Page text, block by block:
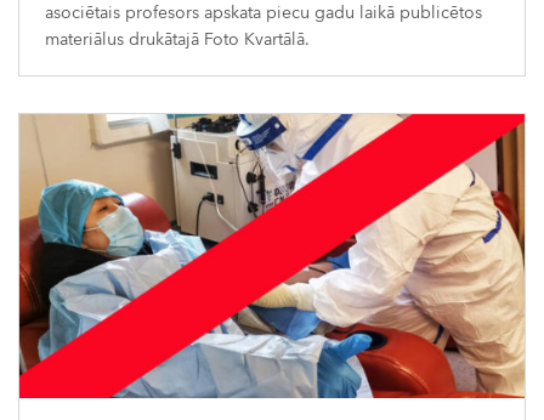
asociētais profesors apskata piecu gadu laikā publicētos
materiālus drukātajā Foto Kvartālā.